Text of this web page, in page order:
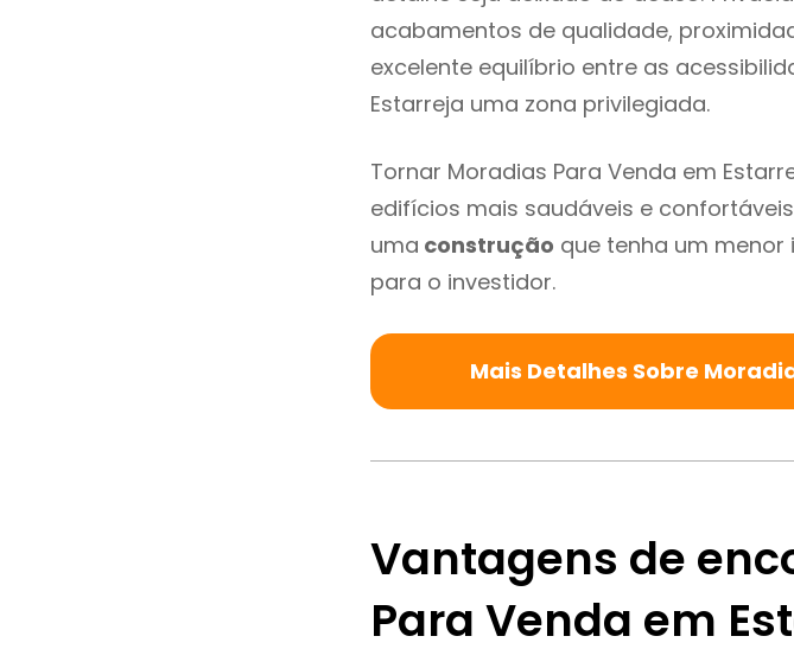
acabamentos de qualidade,
excelente equilíbrio entre as
Estarreja uma zona privilegiada.
Tornar Moradias Para Venda em
edifícios mais saudáveis e
uma construção que tenha um
para o investidor.
Mais Detalhes Sobre
Vantagens de
Para Venda em